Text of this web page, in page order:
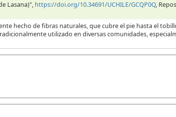
Lasana)", https://doi.org/10.34691/UCHILE/GCQP0Q,
hecho de fibras naturales, que cubre el pie hasta el
utilizado en diversas comunidades,